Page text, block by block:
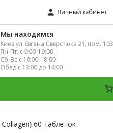
Личный кабинет
Мы находимся
Киев ул. Евгена Сверстюка 21, пом. 103
Пн-Пт. с 9:00-19:00
Сб-Вс с 10:00-18:00
Обед с 13:00 до 14:00
60 таблеток